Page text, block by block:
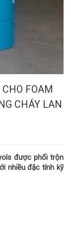
FOAM
CHÁY LAN
được phối trộn
nhiều đặc tính kỹ